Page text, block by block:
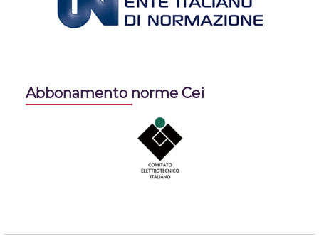
Abbonamento norme Cei